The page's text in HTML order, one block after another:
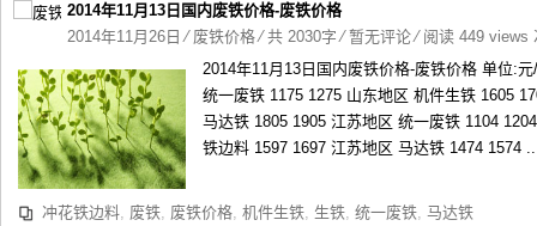
2014年11月13日国内废铁价格-废铁价格
2014年11月26日 ⁄ 废铁价格⁄ 共 2030字⁄暂无评论⁄ 阅读 449 views
2014年11月13日国内废铁价格-废铁价格 单位:
统一废铁 1175 1275 山东地区 机件生铁 1605
马达铁 1805 1905 江苏地区 统一废铁 1104
铁边料 1597 1697 江苏地区 马达铁 1474 1574
冲花铁边料, 废铁, 废铁价格, 机件生铁, 生铁, 统一废铁, 马达铁